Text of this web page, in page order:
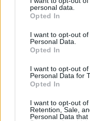
personal data.
Opted In
I want to opt-out
Personal Data.
Opted In
I want to opt-out
Personal Data for
Opted In
I want to opt-out of
Retention, Sale,
Personal Data
Beje, informaciniai
metu bus pradėtas
projektas.